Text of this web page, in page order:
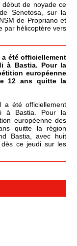
de noyade ce
Senetosa, sur la
de Propriano et
par hélicoptère vers
a été officiellement
à Bastia. Pour la
européenne
12 ans quitte la
a été officiellement
à Bastia. Pour la
européenne des
quitte la région
Bastia, avec huit
dès ce jeudi sur les